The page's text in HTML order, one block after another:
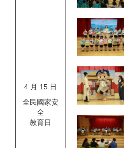
4 月 15 日
全民國家安
全
教育日